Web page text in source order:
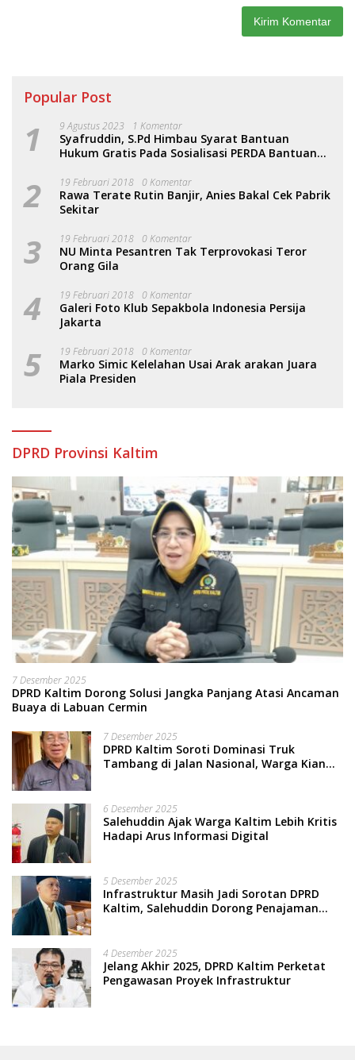
Popular Post
1 9 Agustus 2023 1 Komentar
Syafruddin, S.Pd Himbau Syarat Bantuan
Hukum Gratis Pada Sosialisasi PERDA Bantuan
2 19 Februari 2018 0 Komentar
Rawa Terate Rutin Banjir, Anies Bakal Cek Pabrik
Sekitar
3 19 Februari 2018 0 Komentar
NU Minta Pesantren Tak Terprovokasi Teror
Orang Gila
4 19 Februari 2018 0 Komentar
Galeri Foto Klub Sepakbola Indonesia Persija
Jakarta
5 19 Februari 2018 0 Komentar
Marko Simic Kelelahan Usai Arak arakan Juara
Piala Presiden
DPRD Provinsi Kaltim
7 Desember 2025
DPRD Kaltim Dorong Solusi Jangka Panjang Atasi Ancaman
Buaya di Labuan Cermin
7 Desember 2025
DPRD Kaltim Soroti Dominasi Truk
Tambang di Jalan Nasional, Warga Kian
6 Desember 2025
Salehuddin Ajak Warga Kaltim Lebih Kritis
Hadapi Arus Informasi Digital
5 Desember 2025
Infrastruktur Masih Jadi Sorotan DPRD
Kaltim, Salehuddin Dorong Penajaman
4 Desember 2025
Jelang Akhir 2025, DPRD Kaltim Perketat
Pengawasan Proyek Infrastruktur